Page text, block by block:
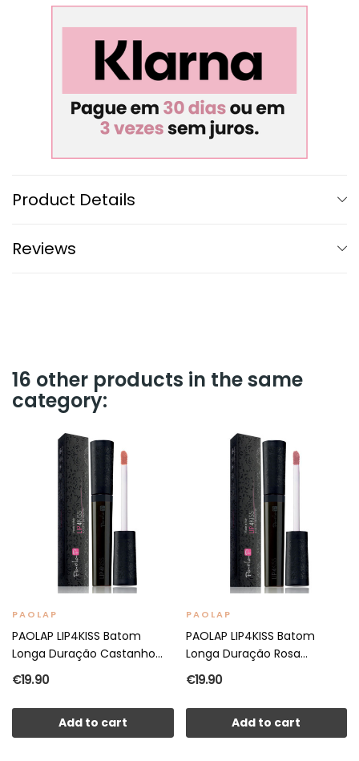
Product Details
Reviews
16 other products in the same
category:
PAOLAP
PAOLAP LIP4KISS Batom
Longa Duração Castanho...
€19.90
Add to cart
PAOLAP
PAOLAP LIP4KISS Batom
Longa Duração Rosa...
€19.90
Add to cart